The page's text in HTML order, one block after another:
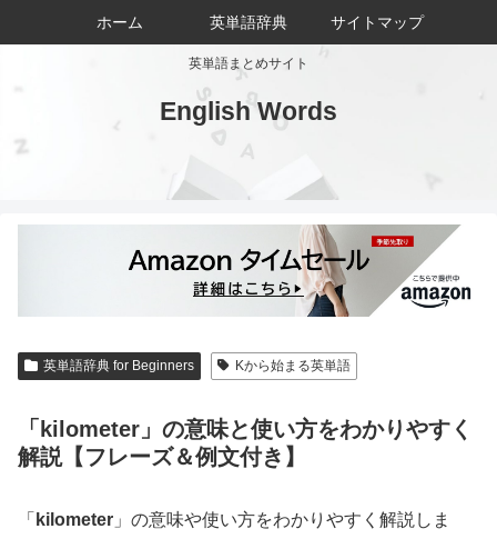
英単語まとめサイト
English Words
ホーム 英単語辞典 サイトマップ
英単語辞典 for Beginners Kから始まる英単語
「kilometer」の意味と使い方をわかりやすく
解説【フレーズ＆例文付き】
「 kilometer 」の意味や使い方をわかりやすく解説しま